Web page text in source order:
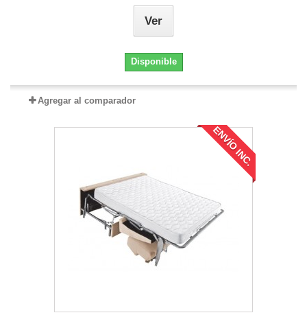
Ver
Disponible
Agregar al comparador
ENVÍO INC.